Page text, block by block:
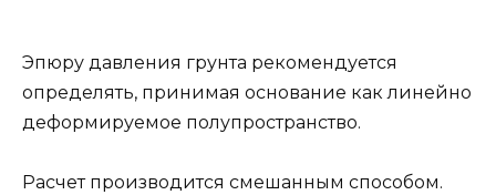
Эпюру давления грунта рекомендуется
определять, принимая основа­ние как линейно
деформируемое полупространство.
Расчет производится смешанным способом.